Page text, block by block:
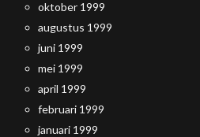
oktober 1999
augustus 1999
juni 1999
mei 1999
april 1999
februari 1999
januari 1999